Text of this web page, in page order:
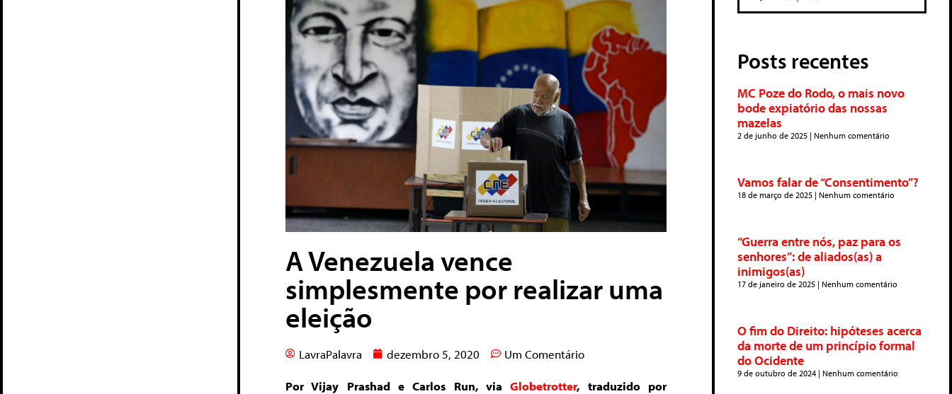
A Venezuela vence
simplesmente por realizar uma
eleição
LavraPalavra dezembro 5, 2020 Um Comentário
Por Vijay Prashad e Carlos Run, viaGlobetrotter, traduzido por
Posts recentes
MC Poze do Rodo, o mais novo
bode expiatório das nossas
mazelas
2 de junho de 2025 Nenhum comentário
Vamos falar de “Consentimento”?
18 de março de 2025 Nenhum comentário
“Guerra entre nós, paz para os
senhores”: de aliados(as) a
inimigos(as)
17 de janeiro de 2025 Nenhum comentário
O fim do Direito: hipóteses acerca
da morte de um princípio formal
do Ocidente
9 de outubro de 2024 Nenhum comentário